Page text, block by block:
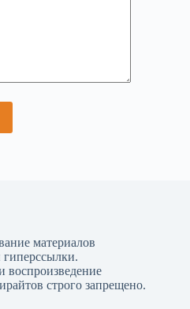
материалов
воспроизведение
строго запрещено.